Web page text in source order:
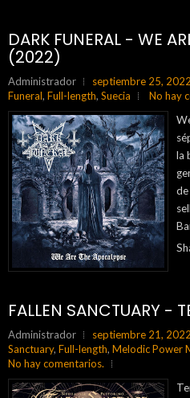
DARK FUNERAL - WE
(2022)
Administrador septiembre 25, 2022
Funeral, Full-length, Suecia
No hay
la
FALLEN SANCTUARY -
Administrador septiembre 21, 2022
Sanctuary, Full-length, Melodic Power
No hay comentarios.